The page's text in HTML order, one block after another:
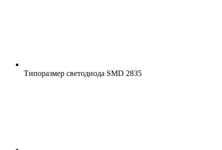
Типоразмер светодиода SMD 2835